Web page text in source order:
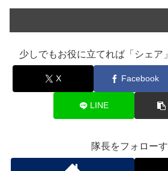
少しでもお役に立てれば「シェア
X Facebook
LINE
隊長をフォロー